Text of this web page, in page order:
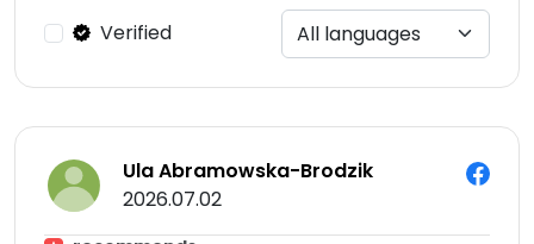
Verified
Ula Abramowska-Brodzik
2026.07.02